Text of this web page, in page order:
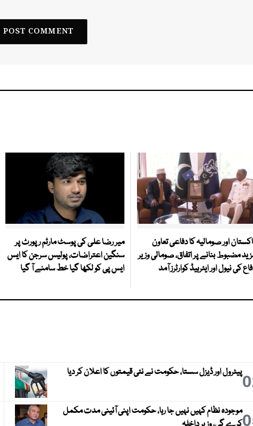
اور صومالیہ کا دفاعی تعاون
مضبوط بنانے پر اتفاق، صومالی وزیر
کی نیول اور ایئرہیڈ کوارٹرز آمد
میر رضا علی کی پوسٹ مارٹم رپورٹ پر
سنگین اعتراضات، پولیس سرجن کا ایس
ایس پی کو لکھا گیا خط سامنے آ گیا
پیٹرول اور ڈیزل سستا، حکومت نے نئی قیمتوں کا اعلان کر دیا
موجودہ نظام کہیں نہیں جا رہا، حکومت اپنی آئینی مدت مکمل